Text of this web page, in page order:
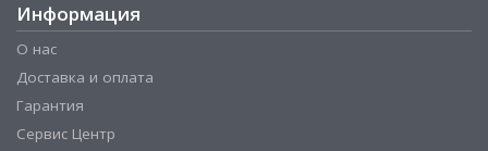
Информация
О нас
Доставка и оплата
Гарантия
Сервис Центр